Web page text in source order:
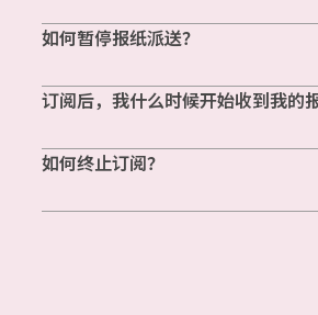
如何暂停报纸派送？
订阅后，我什么时候开始收到我的
如何终止订阅？